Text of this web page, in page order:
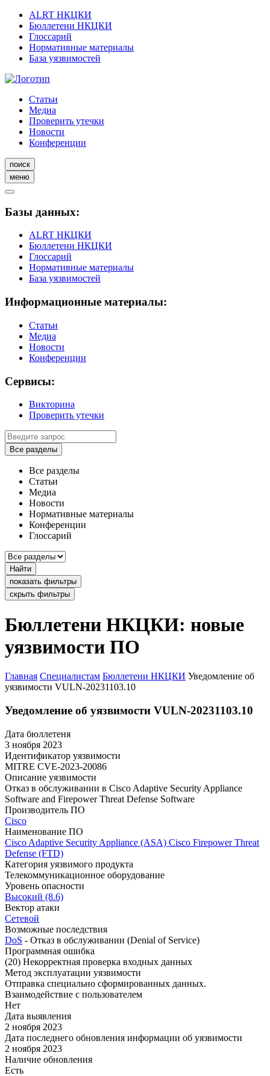
ALRT НКЦКИ
Бюллетени НКЦКИ
Глоссарий
Нормативные материалы
База уязвимостей
Статьи
Медиа
Проверить утечки
Новости
Конференции
поиск
меню
Базы данных:
ALRT НКЦКИ
Бюллетени НКЦКИ
Глоссарий
Нормативные материалы
База уязвимостей
Информационные материалы:
Статьи
Медиа
Новости
Конференции
Сервисы:
Викторина
Проверить утечки
Все разделы
Все разделы
Статьи
Медиа
Новости
Нормативные материалы
Конференции
Глоссарий
Найти
показать фильтры
скрыть фильтры
Бюллетени НКЦКИ: новые
уязвимости ПО
Главная Специалистам Бюллетени НКЦКИ Уведомление об
уязвимости VULN-20231103.10
Уведомление об уязвимости VULN-20231103.10
Дата бюллетеня
3 ноября 2023
Идентификатор уязвимости
MITRE CVE-2023-20086
Описание уязвимости
Отказ в обслуживании в Cisco Adaptive Security Appliance
Software and Firepower Threat Defense Software
Производитель ПО
Cisco
Наименование ПО
Cisco Adaptive Security Appliance (ASA) Cisco Firepower Threat
Defense (FTD)
Категория уязвимого продукта
Телекоммуникационное оборудование
Уровень опасности
Высокий (8.6)
Вектор атаки
Сетевой
Возможные последствия
DoS - Отказ в обслуживании (Denial of Service)
Программная ошибка
(20) Некорректная проверка входных данных
Метод эксплуатации уязвимости
Отправка специально сформированных данных.
Взаимодействие с пользователем
Нет
Дата выявления
2 ноября 2023
Дата последнего обновления информации об уязвимости
2 ноября 2023
Наличие обновления
Есть